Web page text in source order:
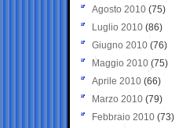
Agosto 2010 (75)
Luglio 2010 (86)
Giugno 2010 (76)
Maggio 2010 (75)
Aprile 2010 (66)
Marzo 2010 (79)
Febbraio 2010 (73)